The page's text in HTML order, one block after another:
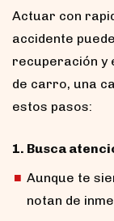
Actuar con
accidente
recuperación y
de carro, una
estos pasos:
1. Busca
Aunque te
notan de